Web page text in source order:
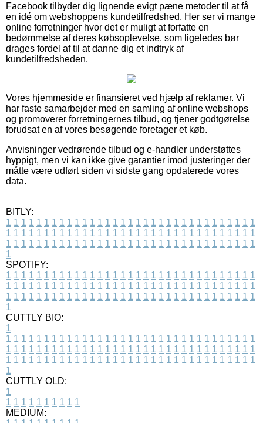
Facebook tilbyder dig lignende evigt pæne metoder til at få
en idé om webshoppens kundetilfredshed. Her ser vi mange
online forretninger hvor det er muligt at forfatte en
bedømmelse af deres købsoplevelse, som ligeledes bør
drages fordel af til at danne dig et indtryk af
kundetilfredsheden.
Vores hjemmeside er finansieret ved hjælp af reklamer. Vi
har faste samarbejder med en samling af online webshops
og promoverer forretningernes tilbud, og tjener godtgørelse
forudsat en af vores besøgende foretager et køb.
Anvisninger vedrørende tilbud og e-handler understøttes
hyppigt, men vi kan ikke give garantier imod justeringer der
måtte være udført siden vi sidste gang opdaterede vores
data.
BITLY:
1 1 1 1 1 1 1 1 1 1 1 1 1 1 1 1 1 1 1 1 1 1 1 1 1 1 1 1 1 1 1 1 1
1 1 1 1 1 1 1 1 1 1 1 1 1 1 1 1 1 1 1 1 1 1 1 1 1 1 1 1 1 1 1 1 1
1 1 1 1 1 1 1 1 1 1 1 1 1 1 1 1 1 1 1 1 1 1 1 1 1 1 1 1 1 1 1 1 1
1
SPOTIFY:
1 1 1 1 1 1 1 1 1 1 1 1 1 1 1 1 1 1 1 1 1 1 1 1 1 1 1 1 1 1 1 1 1
1 1 1 1 1 1 1 1 1 1 1 1 1 1 1 1 1 1 1 1 1 1 1 1 1 1 1 1 1 1 1 1 1
1 1 1 1 1 1 1 1 1 1 1 1 1 1 1 1 1 1 1 1 1 1 1 1 1 1 1 1 1 1 1 1 1
1
CUTTLY BIO:
1
1 1 1 1 1 1 1 1 1 1 1 1 1 1 1 1 1 1 1 1 1 1 1 1 1 1 1 1 1 1 1 1 1
1 1 1 1 1 1 1 1 1 1 1 1 1 1 1 1 1 1 1 1 1 1 1 1 1 1 1 1 1 1 1 1 1
1 1 1 1 1 1 1 1 1 1 1 1 1 1 1 1 1 1 1 1 1 1 1 1 1 1 1 1 1 1 1 1 1
1
CUTTLY OLD:
1
1 1 1 1 1 1 1 1 1 1
MEDIUM: